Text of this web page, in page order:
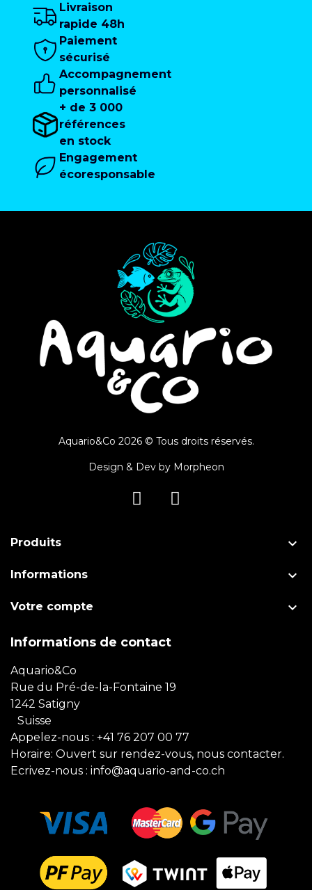
Livraison
rapide 48h
Paiement
sécurisé
Accompagnement
personnalisé
+ de 3 000
références
en stock
Engagement
écoresponsable
Aquario&Co 2026 © Tous droits réservés.
Design & Dev by Morpheon
Produits 
Informations 
Votre compte 
Informations de contact
Aquario&Co
Rue du Pré-de-la-Fontaine 19
1242 Satigny
Suisse
Appelez-nous : +41 76 207 00 77
Horaire: Ouvert sur rendez-vous, nous contacter.
Ecrivez-nous : info@aquario-and-co.ch